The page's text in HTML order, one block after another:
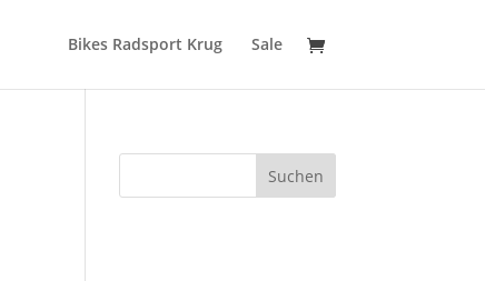
Bikes Radsport Krug Sale
Suchen